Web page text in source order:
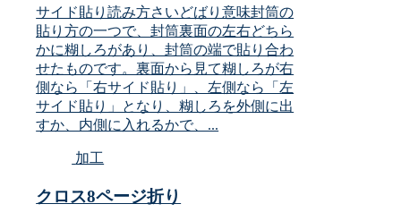
サイド貼り読み方さいどばり意味封筒の
貼り方の一つで、封筒裏面の左右どちら
かに糊しろがあり、封筒の端で貼り合わ
せたものです。裏面から見て糊しろが右
側なら「右サイド貼り」、左側なら「左
サイド貼り」となり、糊しろを外側に出
すか、内側に入れるかで、...
加工
クロス8ページ折り